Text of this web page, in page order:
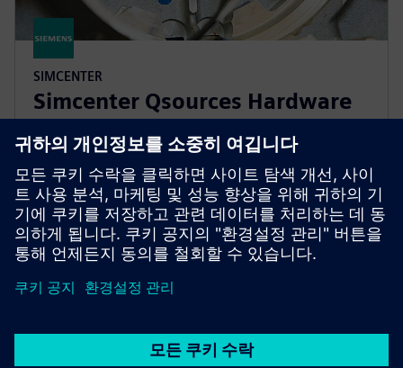
SIMCENTER
Simcenter Qsources Hardware
소음 및 진동 가진 하드웨어 제품군으로 주행 지점과
있습니다.